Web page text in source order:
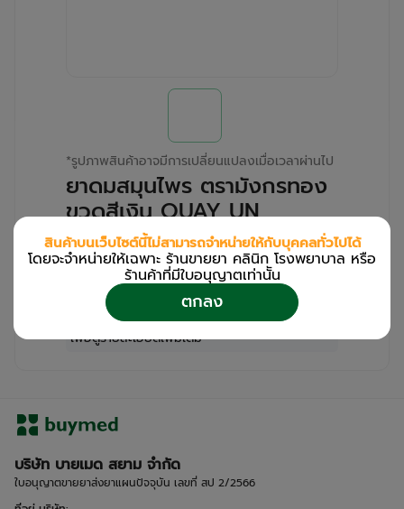
*รูปภาพสินค้าอาจมีการเปลี่ยนแปลงเมื่อเวลาผ่านไป
ยาดมสมุนไพร ตรามังกรทอง
ขวดสีเงิน OUAY UN
(Piece/2g)
สำหรับลูกค้าเฉพาะร้านขายยา คลินิก และโรง
พยาบาล
เข้าสู่ระบบ
เพื่อดูรายละเอียดเพิ่มเติม
บริษัท บายเมด สยาม จำกัด
ใบอนุญาตขายยาส่งยาแผนปัจจุบัน เลขที่ สป 2/2566
สินค้าบนเว็บไซต์นี้ไม่สามารถจำหน่ายให้กับบุคคลทั่วไปได้
โดยจะจำหน่ายให้เฉพาะ ร้านขายยา คลินิก โรงพยาบาล หรือ
ร้านค้าที่มีใบอนุญาตเท่านััน
ตกลง